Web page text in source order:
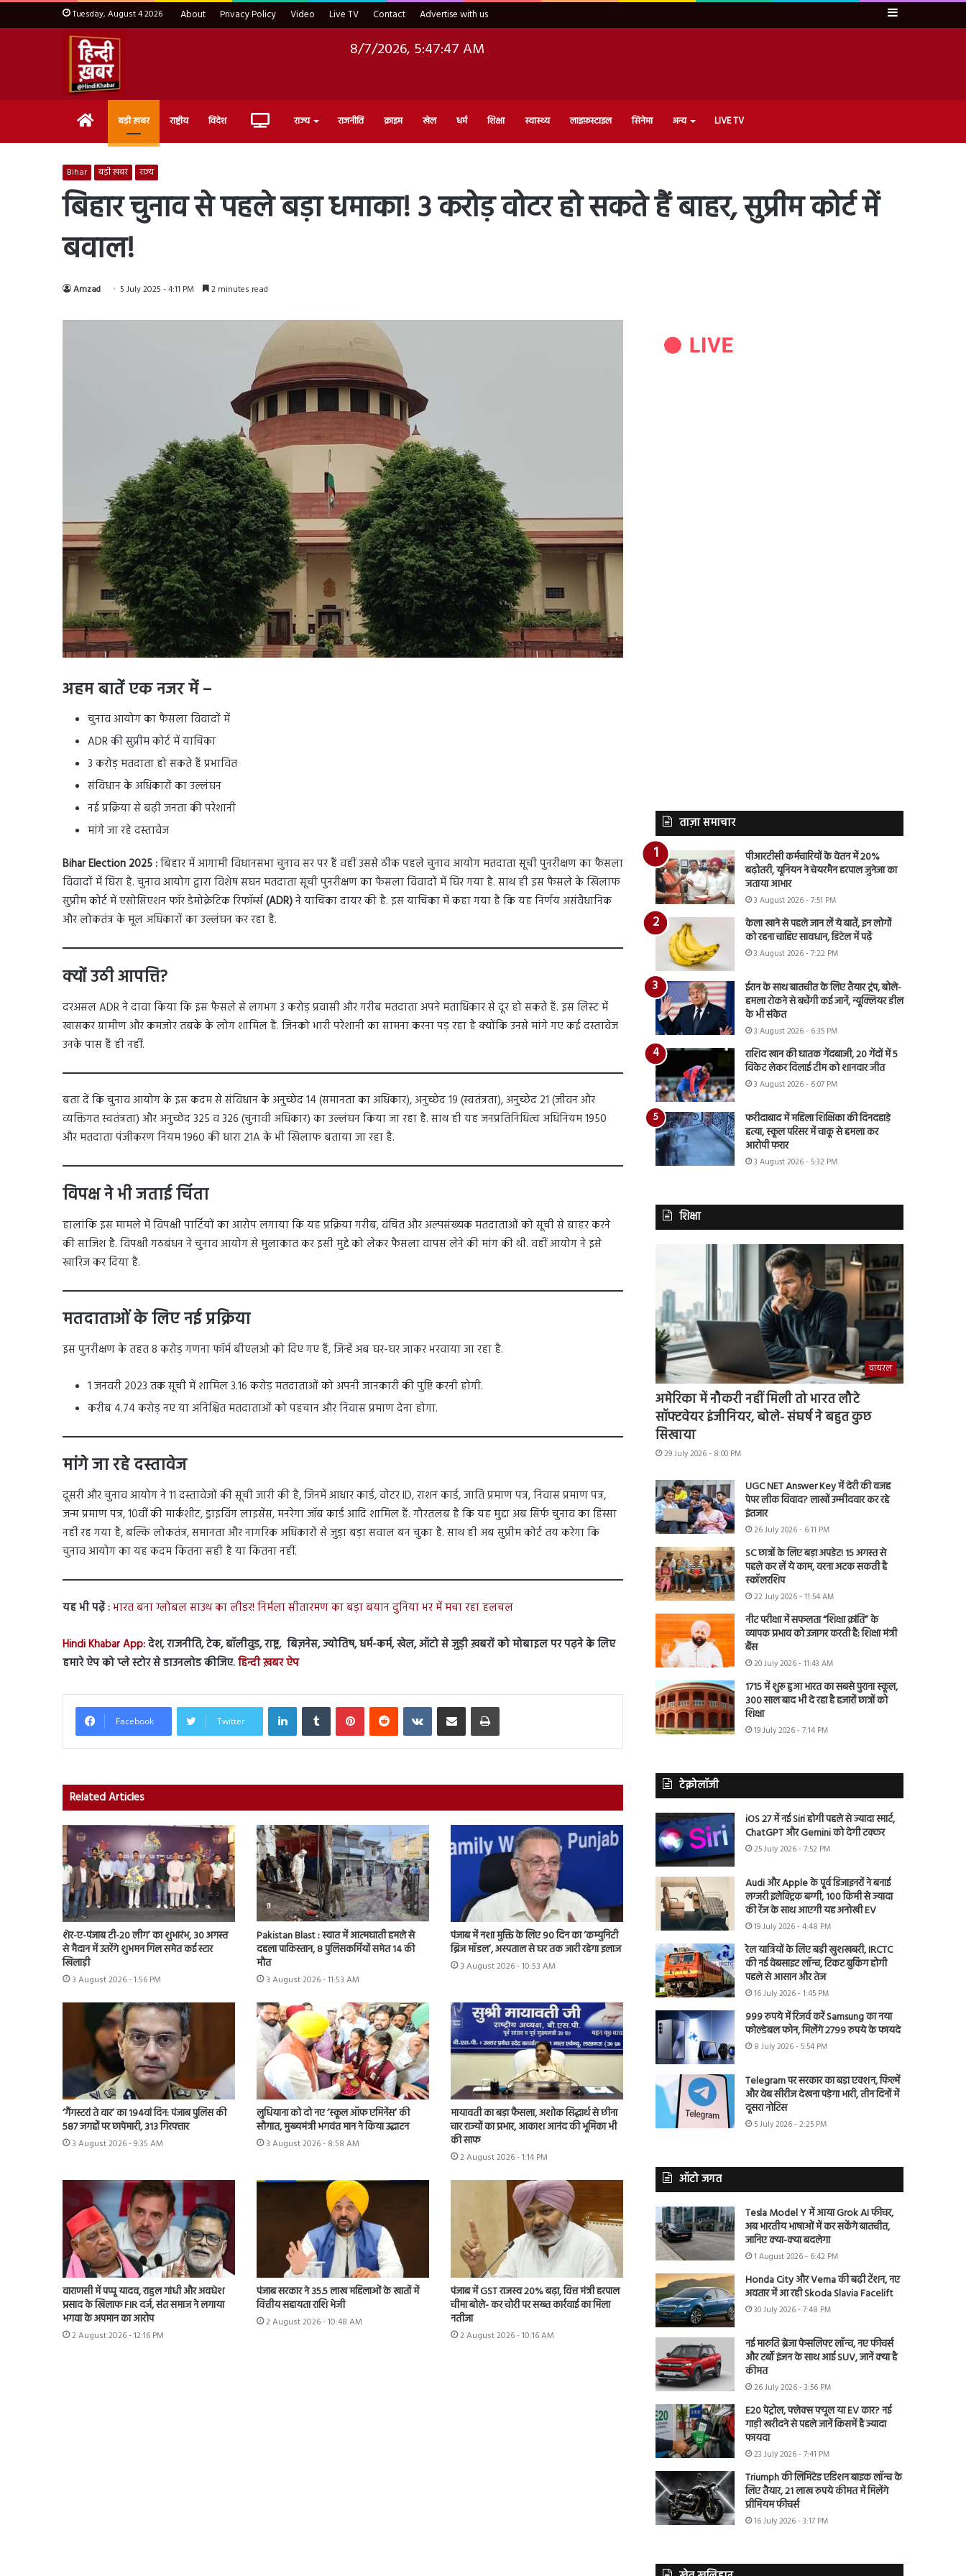
Tuesday, August 4 2026 About Privacy Policy Video Live TV Contact Advertise with us Sidebar
8/7/2026, 5:47:48 AM
Home बड़ी ख़बर राष्ट्रीय विदेश Live राज्य राजनीति क्राइम खेल धर्म शिक्षा स्वास्थ्य लाइफ़स्टाइल सिनेमा अन्य LIVE TV
Bihar बड़ी ख़बर राज्य
बिहार चुनाव से पहले बड़ा धमाका! 3 करोड़ वोटर हो सकते हैं बाहर, सुप्रीम कोर्ट में
बवाल!
Amzad 5 July 2025 - 4:11 PM 2 minutes read
अहम बातें एक नजर में –
चुनाव आयोग का फैसला विवादों में
ADR की सुप्रीम कोर्ट में याचिका
3 करोड़ मतदाता हो सकते हैं प्रभावित
संविधान के अधिकारों का उल्लंघन
नई प्रक्रिया से बढ़ी जनता की परेशानी
मांगे जा रहे दस्तावेज
Bihar Election 2025 :बिहार में आगामी विधानसभा चुनाव सर पर हैं वहीं उससे ठीक पहले चुनाव आयोग मतदाता सूची पुनरीक्षण का फैसला
विवादों में घिरा है. चुनाव आयोग द्वारा विशेष सघन मतदाता सूची पुनरीक्षण का फैसला विवादों में घिर गया है. साथ ही इस फैसले के खिलाफ
सुप्रीम कोर्ट में एसोसिएशन फॉर डेमोक्रेटिक रिफॉर्म्स(ADR)ने याचिका दायर की है. इस याचिका में कहा गया है कि यह निर्णय असंवैधानिक
और लोकतंत्र के मूल अधिकारों का उल्लंघन कर रहा है.
क्यों उठी आपत्ति?
दरअसल ADR ने दावा किया कि इस फैसले से लगभग 3 करोड़ प्रवासी और गरीब मतदाता अपने मताधिकार से दूर हो सकते हैं. इस लिस्ट में
खासकर ग्रामीण और कमजोर तबके के लोग शामिल हैं. जिनको भारी परेशानी का सामना करना पड़ रहा है क्योंकि उनसे मांगे गए कई दस्तावेज
उनके पास हैं ही नहीं.
बता दें कि चुनाव आयोग के इस कदम से संविधान के अनुच्छेद 14 (समानता का अधिकार), अनुच्छेद 19 (स्वतंत्रता), अनुच्छेद 21 (जीवन और
व्यक्तिगत स्वतंत्रता) और अनुच्छेद 325 व 326 (चुनावी अधिकार) का उल्लंघन किया जा रहा है. साथ ही यह जनप्रतिनिधित्व अधिनियम 1950
और मतदाता पंजीकरण नियम 1960 की धारा 21A के भी खिलाफ बताया जा रहा है.
विपक्ष ने भी जताई चिंता
हालांकि इस मामले में विपक्षी पार्टियों का आरोप लगाया कि यह प्रक्रिया गरीब, वंचित और अल्पसंख्यक मतदाताओं को सूची से बाहर करने
की साजिश है. विपक्षी गठबंधन ने चुनाव आयोग से मुलाकात कर इसी मुद्दे को लेकर फैसला वापस लेने की मांग की थी. वहीं आयोग ने इसे
खारिज कर दिया है.
मतदाताओं के लिए नई प्रक्रिया
इस पुनरीक्षण के तहत 8 करोड़ गणना फॉर्म बीएलओ को दिए गए हैं, जिन्हें अब घर-घर जाकर भरवाया जा रहा है.
1 जनवरी 2023 तक सूची में शामिल 3.16 करोड़ मतदाताओं को अपनी जानकारी की पुष्टि करनी होगी.
करीब 4.74 करोड़ नए या अनिश्चित मतदाताओं को पहचान और निवास प्रमाण देना होगा.
मांगे जा रहे दस्तावेज
दूसरी और चुनाव आयोग ने 11 दस्तावेजों की सूची जारी की है, जिनमें आधार कार्ड, वोटर ID, राशन कार्ड, जाति प्रमाण पत्र, निवास प्रमाण पत्र,
जन्म प्रमाण पत्र, 10वीं की मार्कशीट, ड्राइविंग लाइसेंस, मनरेगा जॉब कार्ड आदि शामिल हैं. गौरतलब है कि यह मुद्दा अब सिर्फ चुनाव का हिस्सा
नहीं रह गया है, बल्कि लोकतंत्र, समानता और नागरिक अधिकारों से जुड़ा बड़ा सवाल बन चुका है. साथ ही अब सुप्रीम कोर्ट तय करेगा कि
चुनाव आयोग का यह कदम कितना सही है या कितना नहीं.
यह भी पढ़ें :भारत बना ग्लोबल साउथ का लीडर! निर्मला सीतारमण का बड़ा बयान दुनिया भर में मचा रहा हलचल
Hindi Khabar App:देश, राजनीति, टेक, बॉलीवुड, राष्ट्र, बिज़नेस, ज्योतिष, धर्म-कर्म, खेल, ऑटो से जुड़ी ख़बरों को मोबाइल पर पढ़ने के लिए
हमारे ऐप को प्ले स्टोर से डाउनलोड कीजिए.हिन्दी ख़बर ऐप
Facebook Twitter
LinkedInTumblr PinterestReddit VKontakteShare via Email Print
Related Articles
शेर-ए-पंजाब टी-20 लीग’ का शुभारंभ, 30 अगस्त
से मैदान में उतरेंगे शुभमन गिल समेत कई स्टार
खिलाड़ी
3 August 2026 - 1:56 PM
Pakistan Blast : स्वात में आत्मघाती हमले से
दहला पाकिस्तान, 8 पुलिसकर्मियों समेत 14 की
मौत
3 August 2026 - 11:53 AM
पंजाब में नशा मुक्ति के लिए 90 दिन का ‘कम्युनिटी
ब्रिज मॉडल’, अस्पताल से घर तक जारी रहेगा इलाज
3 August 2026 - 10:53 AM
‘गैंगस्टरां ते वार’ का 194वां दिन: पंजाब पुलिस की
587 जगहों पर छापेमारी, 313 गिरफ्तार
3 August 2026 - 9:35 AM
लुधियाना को दो नए ‘स्कूल ऑफ एमिनेंस’ की
सौगात, मुख्यमंत्री भगवंत मान ने किया उद्घाटन
3 August 2026 - 8:58 AM
मायावती का बड़ा फैसला, अशोक सिद्धार्थ से छीना
चार राज्यों का प्रभार, आकाश आनंद की भूमिका भी
की साफ
2 August 2026 - 1:14 PM
वाराणसी में पप्पू यादव, राहुल गांधी और अवधेश
प्रसाद के खिलाफ FIR दर्ज, संत समाज ने लगाया
भगवा के अपमान का आरोप
2 August 2026 - 12:16 PM
पंजाब सरकार ने 35.5 लाख महिलाओं के खातों में
वित्तीय सहायता राशि भेजी
2 August 2026 - 10:48 AM
पंजाब में GST राजस्व 20% बढ़ा, वित्त मंत्री हरपाल
चीमा बोले- कर चोरी पर सख्त कार्रवाई का मिला
नतीजा
2 August 2026 - 10:16 AM
ताज़ा समाचार
पीआरटीसी कर्मचारियों के वेतन में 20%
बढ़ोतरी, यूनियन ने चेयरमैन हरपाल जुनेजा का
जताया आभार
3 August 2026 - 7:51 PM
केला खाने से पहले जान लें ये बातें, इन लोगों
को रहना चाहिए सावधान, डिटेल में पढ़ें
3 August 2026 - 7:22 PM
ईरान के साथ बातचीत के लिए तैयार ट्रंप, बोले-
हमला रोकने से बचेंगी कई जानें, न्यूक्लियर डील
के भी संकेत
3 August 2026 - 6:35 PM
राशिद खान की घातक गेंदबाजी, 20 गेंदों में 5
विकेट लेकर दिलाई टीम को शानदार जीत
3 August 2026 - 6:07 PM
फरीदाबाद में महिला शिक्षिका की दिनदहाड़े
हत्या, स्कूल परिसर में चाकू से हमला कर
आरोपी फरार
3 August 2026 - 5:32 PM
शिक्षा
वायरल
अमेरिका में नौकरी नहीं मिली तो भारत लौटे
सॉफ्टवेयर इंजीनियर, बोले- संघर्ष ने बहुत कुछ
सिखाया
29 July 2026 - 8:00 PM
UGC NET Answer Key में देरी की वजह
पेपर लीक विवाद? लाखों उम्मीदवार कर रहे
इंतजार
26 July 2026 - 6:11 PM
SC छात्रों के लिए बड़ा अपडेट! 15 अगस्त से
पहले कर लें ये काम, वरना अटक सकती है
स्कॉलरशिप
22 July 2026 - 11:54 AM
नीट परीक्षा में सफलता “शिक्षा क्रांति” के
व्यापक प्रभाव को उजागर करती है: शिक्षा मंत्री
बैंस
20 July 2026 - 11:43 AM
1715 में शुरू हुआ भारत का सबसे पुराना स्कूल,
300 साल बाद भी दे रहा है हजारों छात्रों को
शिक्षा
19 July 2026 - 7:14 PM
टेक्नोलॉजी
iOS 27 में नई Siri होगी पहले से ज्यादा स्मार्ट,
ChatGPT और Gemini को देगी टक्कर
25 July 2026 - 7:52 PM
Audi और Apple के पूर्व डिजाइनरों ने बनाई
लग्जरी इलेक्ट्रिक बग्गी, 100 किमी से ज्यादा
की रेंज के साथ आएगी यह अनोखी EV
19 July 2026 - 4:48 PM
रेल यात्रियों के लिए बड़ी खुशखबरी, IRCTC
की नई वेबसाइट लॉन्च, टिकट बुकिंग होगी
पहले से आसान और तेज
16 July 2026 - 1:45 PM
999 रुपये में रिजर्व करें Samsung का नया
फोल्डेबल फोन, मिलेंगे 2799 रुपये के फायदे
8 July 2026 - 5:54 PM
Telegram पर सरकार का बड़ा एक्शन, फिल्में
और वेब सीरीज देखना पड़ेगा भारी, तीन दिनों में
दूसरा नोटिस
5 July 2026 - 2:25 PM
ऑटो जगत
Tesla Model Y में आया Grok AI फीचर,
अब भारतीय भाषाओं में कर सकेंगे बातचीत,
जानिए क्या-क्या बदलेगा
1 August 2026 - 6:42 PM
Honda City और Verna की बढ़ी टेंशन, नए
अवतार में आ रही Skoda Slavia Facelift
30 July 2026 - 7:48 PM
नई मारुति ब्रेजा फेसलिफ्ट लॉन्च, नए फीचर्स
और टर्बो इंजन के साथ आई SUV, जानें क्या है
कीमत
26 July 2026 - 3:56 PM
E20 पेट्रोल, फ्लेक्स फ्यूल या EV कार? नई
गाड़ी खरीदने से पहले जानें किसमें है ज्यादा
फायदा
23 July 2026 - 7:41 PM
Triumph की लिमिटेड एडिशन बाइक लॉन्च के
लिए तैयार, 21 लाख रुपये कीमत में मिलेंगे
प्रीमियम फीचर्स
16 July 2026 - 3:17 PM